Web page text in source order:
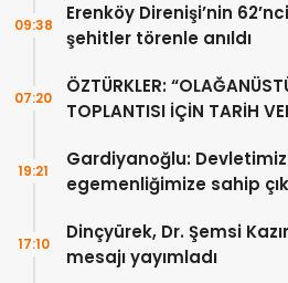
Erenköy Direnişi’nin
şehitler törenle anıldı
09:38
ÖZTÜRKLER:
TOPLANTISI İÇİN TARİH
07:20
Gardiyanoğlu:
egemenliğimize sahip
19:21
Dinçyürek, Dr. Şemsi
mesajı yayımladı
17:10